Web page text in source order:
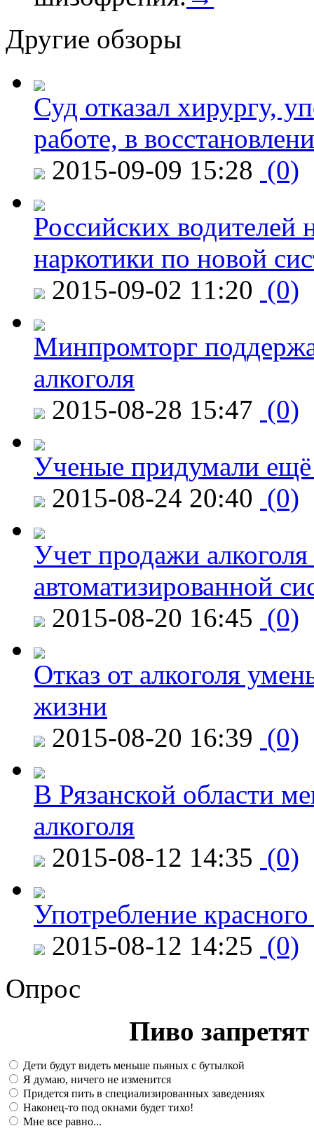
Другие обзоры
Суд отказал хирургу,
работе, в
2015-09-09 15:28 (0)
Российских водителей
наркотики по новой
2015-09-02 11:20 (0)
Минпромторг
алкоголя
2015-08-28 15:47 (0)
Ученые придумали ещё
2015-08-24 20:40 (0)
Учет продажи
автоматизированной
2015-08-20 16:45 (0)
Отказ от алкоголя
жизни
2015-08-20 16:39 (0)
В Рязанской области
алкоголя
2015-08-12 14:35 (0)
Употребление
2015-08-12 14:25 (0)
Опрос
Пиво
Дети будут видеть меньше пьяных с бутылкой
Я думаю, ничего не изменится
Придется пить в специализированных заведениях
Наконец-то под окнами будет тихо!
Мне все равно...